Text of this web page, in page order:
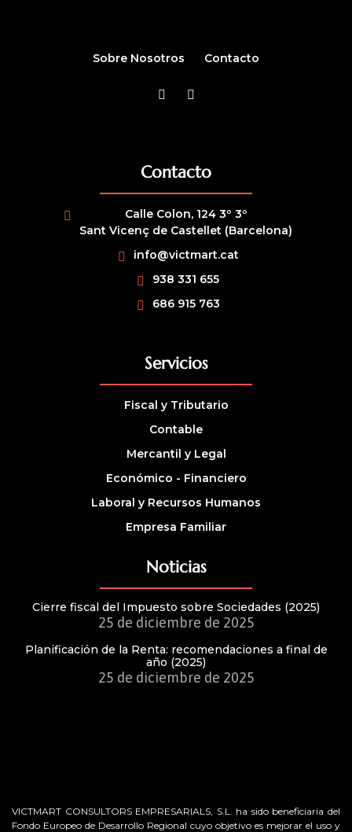
Sobre Nosotros Contacto
Contacto
Calle Colon, 124 3º 3º
Sant Vicenç de Castellet (Barcelona)
info@victmart.cat
938 331 655
686 915 763
Servicios
Fiscal y Tributario
Contable
Mercantil y Legal
Económico - Financiero
Laboral y Recursos Humanos
Empresa Familiar
Noticias
Cierre fiscal del Impuesto sobre Sociedades (2025)
25 de diciembre de 2025
Planificación de la Renta: recomendaciones a final de
año (2025)
25 de diciembre de 2025
VICTMART CONSULTORS EMPRESARIALS, S.L. ha sido beneficiaria del
Fondo Europeo de Desarrollo Regional cuyo objetivo es mejorar el uso y